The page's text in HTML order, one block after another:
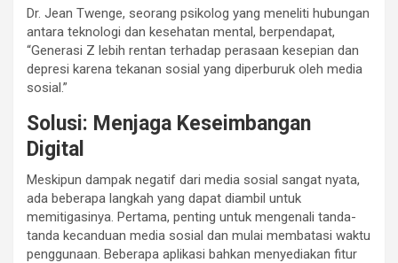
Dr. Jean Twenge, seorang psikolog yang meneliti hubungan
antara teknologi dan kesehatan mental, berpendapat,
“Generasi Z lebih rentan terhadap perasaan kesepian dan
depresi karena tekanan sosial yang diperburuk oleh media
sosial.”
Solusi: Menjaga Keseimbangan
Digital
Meskipun dampak negatif dari media sosial sangat nyata,
ada beberapa langkah yang dapat diambil untuk
memitigasinya. Pertama, penting untuk mengenali tanda-
tanda kecanduan media sosial dan mulai membatasi waktu
penggunaan. Beberapa aplikasi bahkan menyediakan fitur